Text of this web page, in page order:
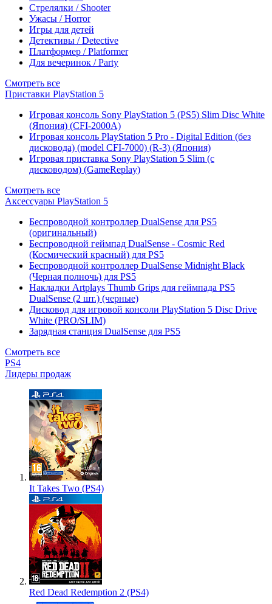
Стрелялки / Shooter
Ужасы / Horror
Игры для детей
Детективы / Detective
Платформер / Platformer
Для вечеринок / Party
Смотреть все
Приставки PlayStation 5
Игровая консоль Sony PlayStation 5 (PS5) Slim Disc White
(Япония) (CFI-2000A)
Игровая консоль PlayStation 5 Pro - Digital Edition (без
дисковода) (model CFI-7000) (R-3) (Япония)
Игровая приставка Sony PlayStation 5 Slim (с
дисководом) (GameReplay)
Смотреть все
Аксессуары PlayStation 5
Беспроводной контроллер DualSense для PS5
(оригинальный)
Беспроводной геймпад DualSense - Cosmic Red
(Космический красный) для PS5
Беспроводной контроллер DualSense Midnight Black
(Черная полночь) для PS5
Накладки Artplays Thumb Grips для геймпада PS5
DualSense (2 шт.) (черные)
Дисковод для игровой консоли PlayStation 5 Disc Drive
White (PRO/SLIM)
Зарядная станция DualSense для PS5
Смотреть все
PS4
Лидеры продаж
It Takes Two (PS4)
Red Dead Redemption 2 (PS4)